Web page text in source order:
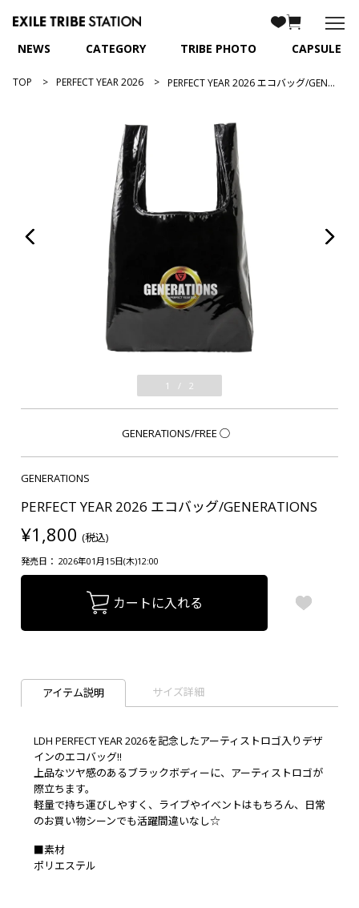
NEWS CATEGORY TRIBE PHOTO CAPSULE
TOP PERFECT YEAR 2026 PERFECT YEAR 2026 エコバッグ/GENERATIONS
1 / 2
GENERATIONS/FREE ○
GENERATIONS
PERFECT YEAR 2026 エコバッグ/GENERATIONS
¥1,800 (税込)
発売日： 2026年01月15日(木)12:00
カートに入れる
アイテム説明 サイズ詳細
LDH PERFECT YEAR 2026を記念したアーティストロゴ入りデザ
インのエコバッグ!!
上品なツヤ感のあるブラックボディーに、アーティストロゴが
際立ちます。
軽量で持ち運びしやすく、ライブやイベントはもちろん、日常
のお買い物シーンでも活躍間違いなし☆
■素材
ポリエステル